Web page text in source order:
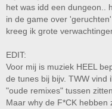
het was idd een dungeon..
in de game over
kreeg ik grote
EDIT:
Voor mij is muziek HEEL
de tunes bij bijv. TWW vind
"oude remixes" tussen
Maar why de F*CK